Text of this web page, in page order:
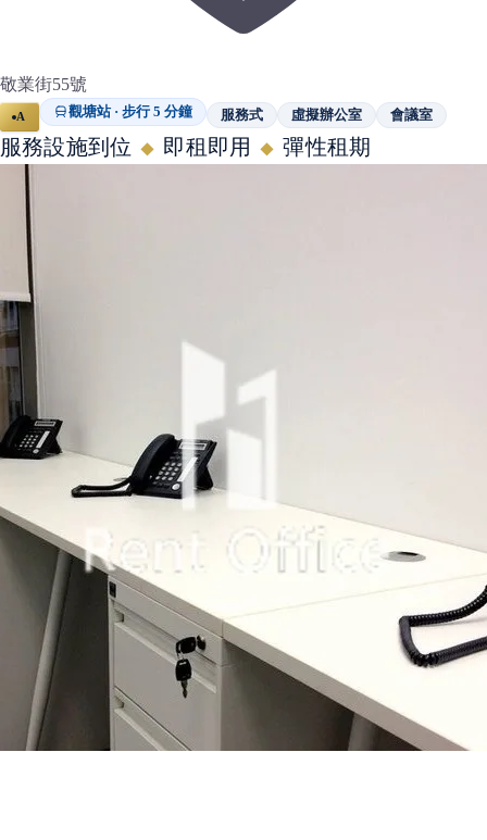
敬業街55號
A 觀塘站 · 步行 5 分鐘 服務式 虛擬辦公室 會議室
服務設施到位 ◆ 即租即用 ◆ 彈性租期